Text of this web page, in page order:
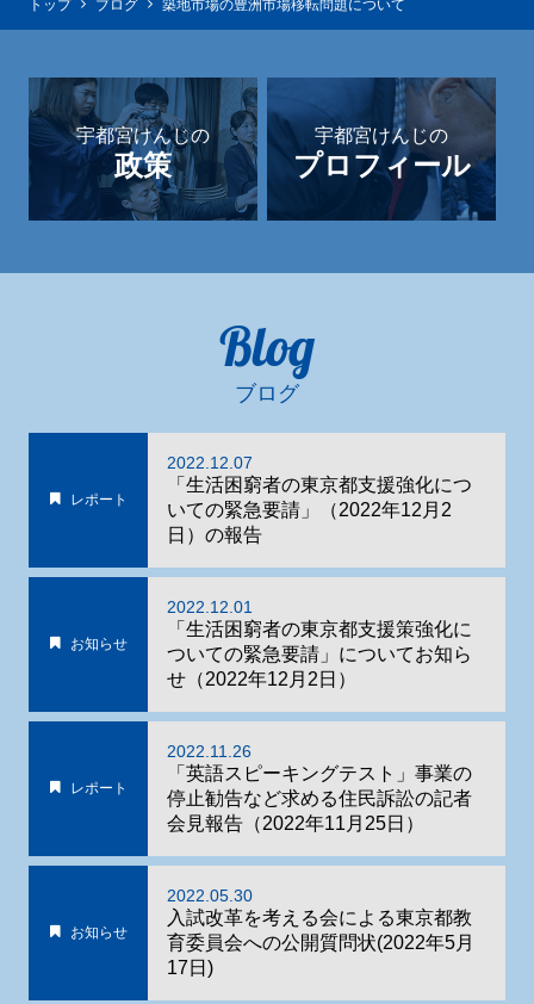
トップ ブログ 築地市場の豊洲市場移転問題について
宇都宮けんじの
政策
宇都宮けんじの
プロフィール
Blog
ブログ
レポート
2022.12.07
「生活困窮者の東京都支援強化につ
いての緊急要請」（2022年12月2
日）の報告
お知らせ
2022.12.01
「生活困窮者の東京都支援策強化に
ついての緊急要請」についてお知ら
せ（2022年12月2日）
レポート
2022.11.26
「英語スピーキングテスト」事業の
停止勧告など求める住民訴訟の記者
会見報告（2022年11月25日）
お知らせ
2022.05.30
入試改革を考える会による東京都教
育委員会への公開質問状(2022年5月
17日)